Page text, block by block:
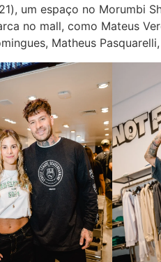
um espaço no Morumbi
no mall, como Mateus
Matheus